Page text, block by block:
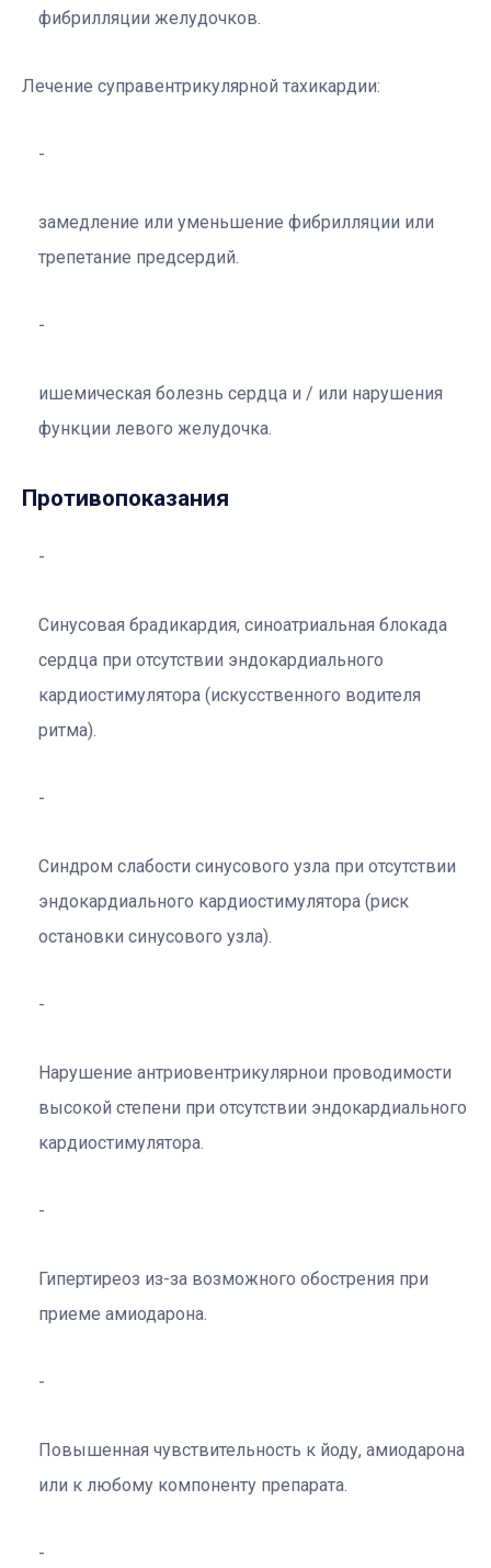
фибрилляции желудочков.
Лечение суправентрикулярной тахикардии:
замедление или уменьшение фибрилляции или
трепетание предсердий.
ишемическая болезнь сердца и / или нарушения
функции левого желудочка.
Противопоказания
Синусовая брадикардия, синоатриальная блокада
сердца при отсутствии эндокардиального
кардиостимулятора (искусственного водителя
ритма).
Синдром слабости синусового узла при отсутствии
эндокардиального кардиостимулятора (риск
остановки синусового узла).
Нарушение антриовентрикулярнои проводимости
высокой степени при отсутствии эндокардиального
кардиостимулятора.
Гипертиреоз из-за возможного обострения при
приеме амиодарона.
Повышенная чувствительность к йоду, амиодарона
или к любому компоненту препарата.